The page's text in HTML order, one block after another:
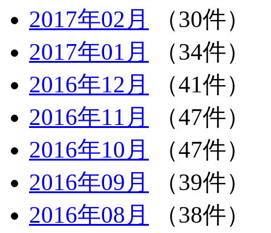
2017年02月
（30件）
2017年01月
（34件）
2016年12月
（41件）
2016年11月
（47件）
2016年10月
（47件）
2016年09月
（39件）
2016年08月
（38件）